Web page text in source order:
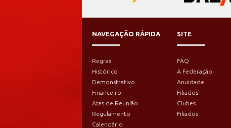
NAVEGAÇÃO RÁPIDA
Regras
Histórico
Demonstrativo
Financeiro
Atas de Reunião
Regulamento
Calendário
SITE
FAQ
A Federação
Anuidade
Filiados
Clubes
Filiados